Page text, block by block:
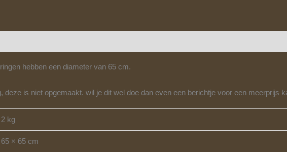
hebben een diameter van 65 cm.
deze is niet opgemaakt. wil je dit wel doe dan even een berichtje voor een meerprijs
2 kg
65 × 65 cm